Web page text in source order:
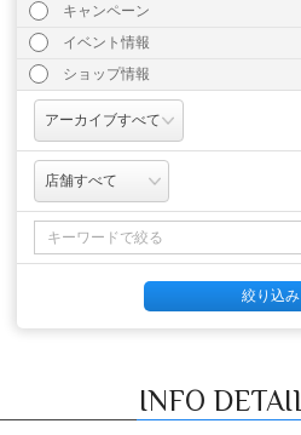
キャンペーン
イベント情報
ショップ情報
INFO DETAIL